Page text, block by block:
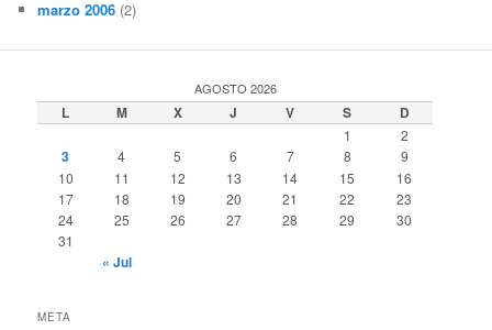
marzo 2006 (2)
AGOSTO 2026
L M X J V S D
1 2
3 4 5 6 7 8
9
10
11 12 13 14 15
16
17
18 19 20 21 22
23
24
25 26 27 28 29
30
31
« Jul
META